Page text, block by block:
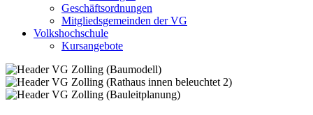
Geschäftsordnungen
Mitgliedsgemeinden der VG
Volkshochschule
Kursangebote